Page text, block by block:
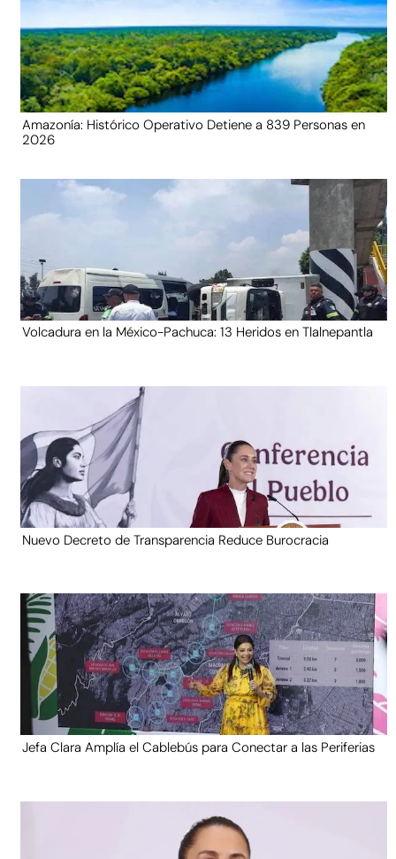
Amazonía: Histórico Operativo Detiene a 839 Personas en
2026
Volcadura en la México-Pachuca: 13 Heridos en Tlalnepantla
Nuevo Decreto de Transparencia Reduce Burocracia
Jefa Clara Amplía el Cablebús para Conectar a las Periferias